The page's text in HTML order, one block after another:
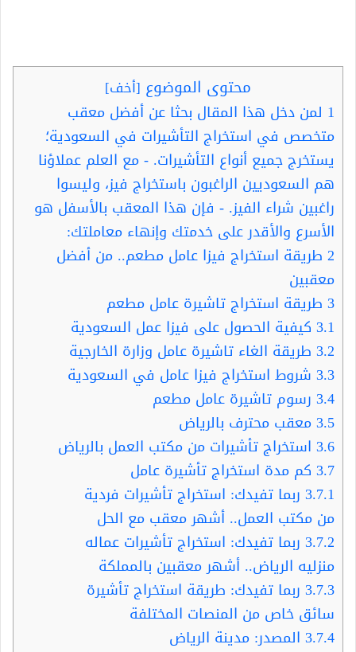
محتوى الموضوع [أخف]
1 لمن دخل هذا المقال بحثا عن أفضل معقب
متخصص في استخراج التأشيرات في السعودية؛
يستخرج جميع أنواع التأشيرات. - مع العلم عملاؤنا
هم السعوديين الراغبون باستخراج فيز، وليسوا
راغبين شراء الفيز. - فإن هذا المعقب بالأسفل هو
الأسرع والأقدر على خدمتك وإنهاء معاملتك:
2 طريقة استخراج فيزا عامل مطعم.. من أفضل
معقبين
3 طريقة استخراج تاشيرة عامل مطعم
3.1 كيفية الحصول على فيزا عمل السعودية
3.2 طريقة الغاء تاشيرة عامل وزارة الخارجية
3.3 شروط استخراج فيزا عامل في السعودية
3.4 رسوم تاشيرة عامل مطعم
3.5معقب محترف بالرياض
3.6 استخراج تأشيرات من مكتب العمل بالرياض
3.7 كم مدة استخراج تأشيرة عامل
3.7.1 ربما تفيدك: استخراج تأشيرات فردية
من مكتب العمل.. أشهر معقب مع الحل
3.7.2 ربما تفيدك: استخراج تأشيرات عماله
منزليه الرياض.. أشهر معقبين بالمملكة
3.7.3 ربما تفيدك: طريقة استخراج تأشيرة
سائق خاص من المنصات المختلفة
3.7.4 المصدر: مدينة الرياض